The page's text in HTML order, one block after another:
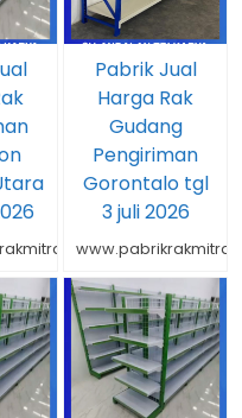
Pabrik Jual
Harga Rak
Gudang
Pengiriman
Gorontalo tgl
3 juli 2026